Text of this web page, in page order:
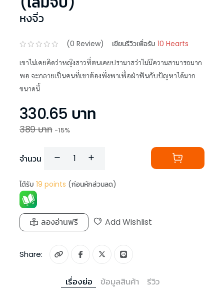
หงจิ่ว
(0 Review) เขียนรีวิวเพื่อรับ 10 Hearts
เขาไม่เคยคิดว่าหญิงสาวที่ตนเคยปรามาสว่าไม่มีความสามารถมาก
พอ จะกลายเป็นคนที่เขาต้องพึ่งพาเพื่อฝ่าฟันกับปัญหาได้มาก
ขนาดนี้
330.65 บาท
389บาท -15%
จำนวน
ได้รับ 19 points (ก่อนหักส่วนลด)
ลองอ่านฟรี Add Wishlist
Share:
เรื่องย่อ ข้อมูลสินค้า รีวิว